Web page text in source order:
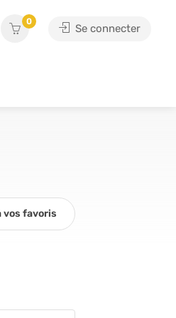
0
Se connecter
vos favoris